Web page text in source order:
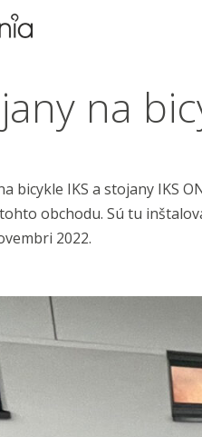
na
bicykle IKS a stojany IKS
obchodu. Sú tu
2022.